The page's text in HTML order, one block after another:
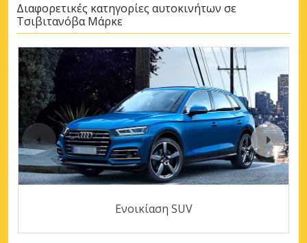
Διαφορετικές κατηγορίες αυτοκινήτων σε
Τσιβιτανόβα Μάρκε
Ενοικίαση SUV